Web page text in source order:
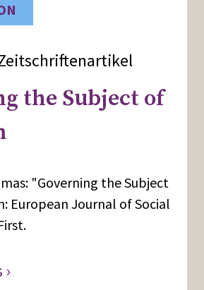
the Subject of
"Governing the Subject
European Journal of Social